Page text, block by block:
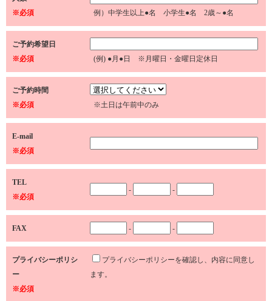
※必須
例）中学生以上●名 小学生●名 2歳～●名
ご予約希望日
※必須
(例) ●月●日 ※月曜日・金曜日定休日
ご予約時間
※必須
※土日は午前中のみ
E-mail
※必須
TEL
※必須
- -
FAX - -
プライバシーポリシ
ー
※必須
プライバシーポリシーを確認し、内容に同意し
ます。